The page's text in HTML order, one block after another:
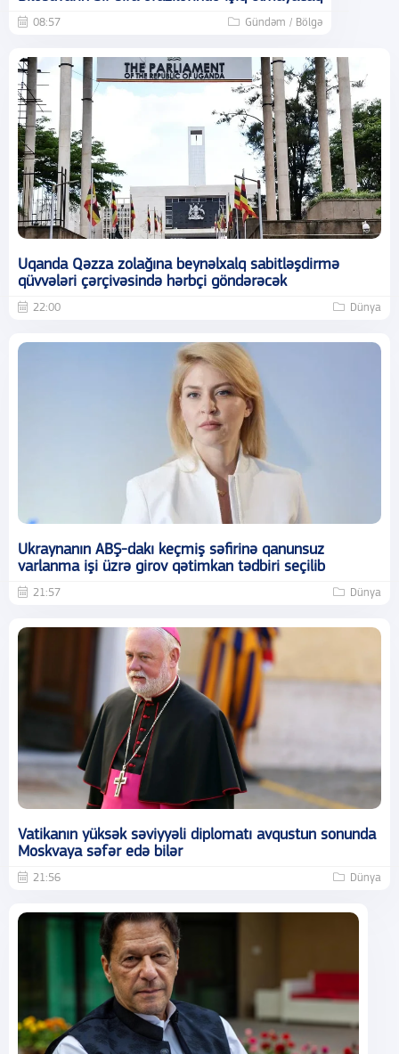
08:57 Gündəm / Bölgə
Uqanda Qəzza zolağına beynəlxalq sabitləşdirmə
qüvvələri çərçivəsində hərbçi göndərəcək
22:00 Dünya
Ukraynanın ABŞ-dakı keçmiş səfirinə qanunsuz
varlanma işi üzrə girov qətimkan tədbiri seçilib
21:57 Dünya
Vatikanın yüksək səviyyəli diplomatı avqustun sonunda
Moskvaya səfər edə bilər
21:56 Dünya